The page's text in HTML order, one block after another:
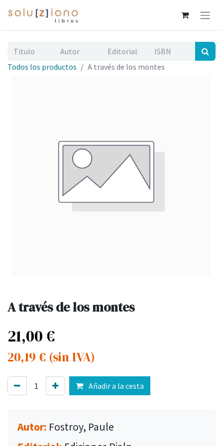
Todos los productos A través de los montes
A través de los montes
21,00€
20,19 € (sin IVA)
Añadir a la cesta
Autor: Fostroy, Paule